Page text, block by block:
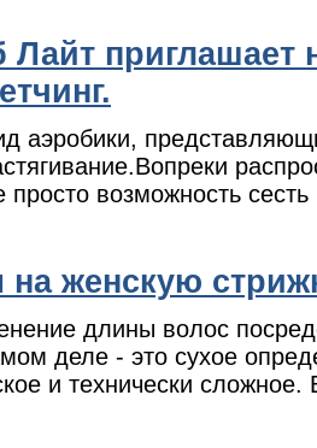
Лайт приглашает
аэробики,
просто возможность
женскую
длины волос
деле - это сухое
и технически